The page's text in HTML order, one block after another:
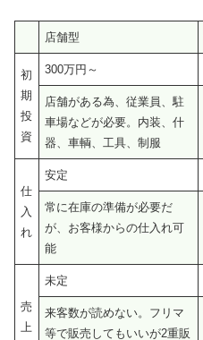
店舗型
初
期
投
資
300万円～
店舗がある為、従業員、駐
車場などが必要。内装、什
器、車輌、工具、制服
仕
入
れ
安定
常に在庫の準備が必要だ
が、お客様からの仕入れ可
能
売
上
未定
来客数が読めない。フリマ
等で販売してもいいが2重販